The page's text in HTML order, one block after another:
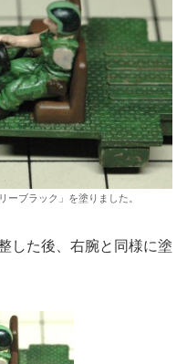
ーブラック」を塗りました。
した後、右腕と同様に塗